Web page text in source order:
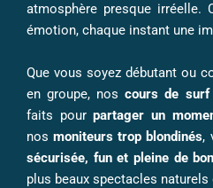
atmosphère presque irréelle.
émotion, chaque instant une
Que vous soyez débutant ou
en groupe, noscours de surf
faits pourpartager un
nosmoniteurs trop blondinés,
sécurisée, fun et pleine de
plus beaux spectacles naturels